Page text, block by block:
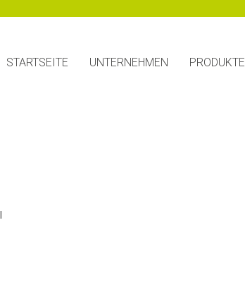
STARTSEITE UNTERNEHMEN PRODUKTE